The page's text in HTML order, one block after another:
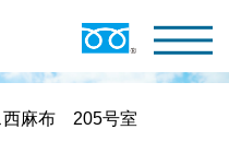
西麻布 205号室